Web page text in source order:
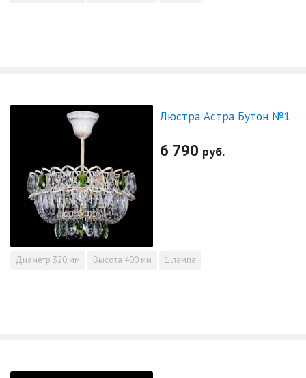
Люстра Астра Бутон №1 Зеленая - белая с подвесом
6 790 руб.
Диаметр 320 мм Высота 400 мм 1 лампа